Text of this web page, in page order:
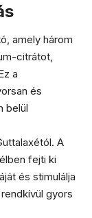
amely három
citrátot,
a
és
belül
A
fejti ki
és stimulálja
gyors